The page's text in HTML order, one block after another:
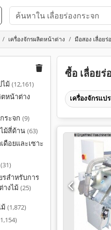
เครื่องจักรผลิตหน้าต่าง มือสอง เลื่อยร่
ไม้ (12,161)
หน้าต่าง
ระจก (9)
ม้สี่ด้าน (63)
ดือยและเซาะ
(31)
รสำหรับการ
างไม้ (25)
(1,872)
ซื้อ เลื่อยร่
เครื่องจักรแป